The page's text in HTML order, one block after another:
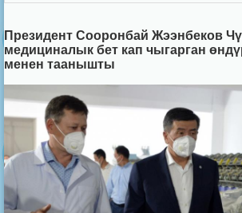
Президент Сооронбай Жээнбеков
медициналык бет кап чыгарган
менен таанышты